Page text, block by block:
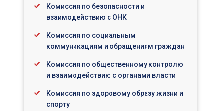
Комиссия по безопасности и
взаимодействию с ОНК
Комиссия по социальным
коммуникациям и обращениям граждан
Комиссия по общественному контролю
и взаимодействию с органами власти
Комиссия по здоровому образу жизни и
спорту